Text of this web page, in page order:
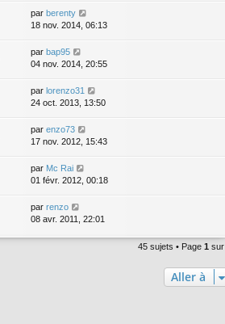
par berenty
18 nov. 2014, 06:13
par bap95
04 nov. 2014, 20:55
par lorenzo31
24 oct. 2013, 13:50
par enzo73
17 nov. 2012, 15:43
par Mc Rai
01 févr. 2012, 00:18
par renzo
08 avr. 2011, 22:01
45 sujets • Page 1 sur
Aller à